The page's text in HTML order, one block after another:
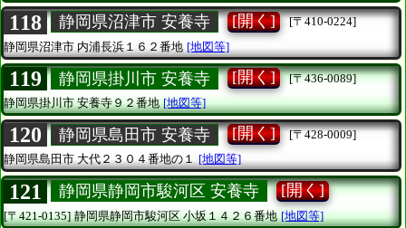
118 静岡県沼津市 安養寺 [開く]
[〒410-0224]
静岡県沼津市 内浦長浜１６２番地 [地図等]
119 静岡県掛川市 安養寺 [開く]
[〒436-0089]
静岡県掛川市安養寺９２番地 [地図等]
120 静岡県島田市 安養寺 [開く]
[〒428-0009]
静岡県島田市大代２３０４番地の１ [地図等]
121 静岡県静岡市駿河区 安養寺 [開く]
[〒421-0135] 静岡県静岡市駿河区小坂１４２６番地 [地図等]